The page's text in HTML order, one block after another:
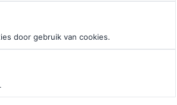
door gebruik van cookies.